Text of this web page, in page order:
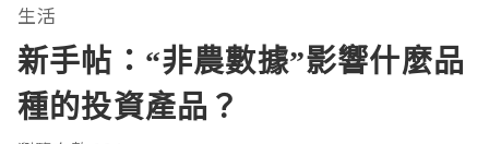
生活
新手帖：“非農數據”影響什麼品
種的投資產品？